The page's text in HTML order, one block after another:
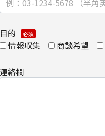
・個人のお客さまのお手続き
【安全対策に関して】
このページは通信途上におけ
に準ずるセキュリティ技術を
目的
情報収集
商談希望
連絡欄